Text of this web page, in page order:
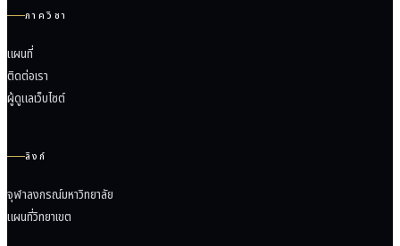
ภาควิชา
แผนที่
ติดต่อเรา
ผู้ดูแลเว็บไซต์
ลิงก์
จุฬาลงกรณ์มหาวิทยาลัย
แผนที่วิทยาเขต